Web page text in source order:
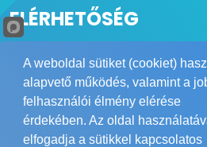
védelemben: felismerik a
követik a célpontot, sőt
azonnali elrettentő jelzést is
ELÉRHETŐSÉG
Tájékoztatjuk Önöket, hogy a
Biztonságtechnikai Kft.
telepítőket és viszonteladókat
kiszolgálni. Megértésüket
info@powerbizt.hu
A weboldal sütiket (cookiet)
alapvető működés, valamint a
felhasználói élmény elérése
érdekében. Az oldal
elfogadja a sütikkel kapcsolatos